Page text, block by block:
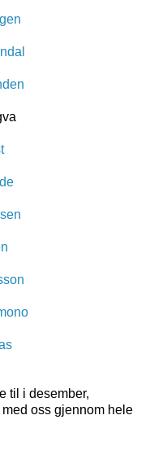
til i desember,
oss gjennom hele